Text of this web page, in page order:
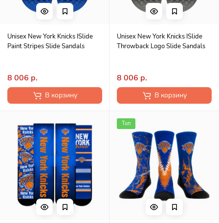
Unisex New York Knicks ISlide
Paint Stripes Slide Sandals
8 006 р.
В корзину
Unisex New York Knicks ISlide
Throwback Logo Slide Sandals
8 006 р.
В корзину
Топ